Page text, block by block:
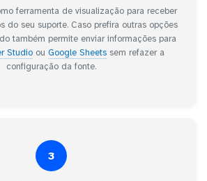
ferramenta de visualização para receber
do seu suporte. Caso prefira outras opções
também permite enviar informações para
Studioou Google Sheetssem refazer a
configuração da fonte.
3